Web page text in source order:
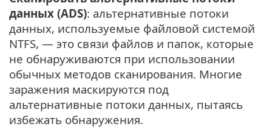
данных (ADS): альтернативные потоки
данных, используемые файловой системой
NTFS, — это связи файлов и папок, которые
не обнаруживаются при использовании
обычных методов сканирования. Многие
заражения маскируются под
альтернативные потоки данных, пытаясь
избежать обнаружения.